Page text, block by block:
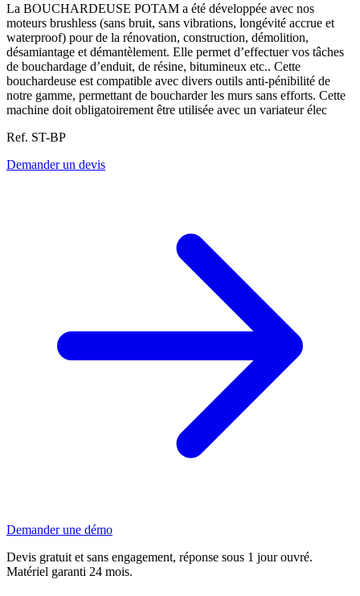
La BOUCHARDEUSE POTAM a été développée avec nos
moteurs brushless (sans bruit, sans vibrations, longévité accrue et
waterproof) pour de la rénovation, construction, démolition,
désamiantage et démantèlement. Elle permet d’effectuer vos tâches
de bouchardage d’enduit, de résine, bitumineux etc.. Cette
bouchardeuse est compatible avec divers outils anti-pénibilité de
notre gamme, permettant de boucharder les murs sans efforts. Cette
machine doit obligatoirement être utilisée avec un variateur élec
Ref. ST-BP
Demander un devis
Demander une démo
Devis gratuit et sans engagement, réponse sous 1 jour ouvré.
Matériel garanti 24 mois.